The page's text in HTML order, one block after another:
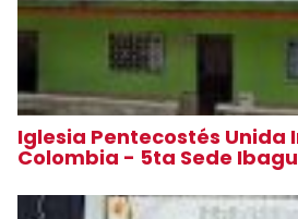
Iglesia Pentecostés Unida
Colombia - 5ta Sede